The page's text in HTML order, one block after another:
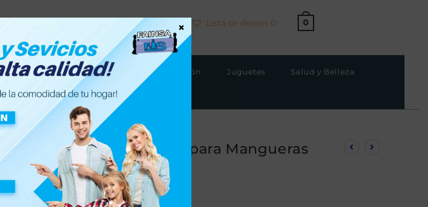
Lista de deseos 0 0
Electrónica Ferretería y Construcción Juguetes Salud y Belleza
Abrazaderas marca Titán para Mangueras
$0.65 $0.40
×